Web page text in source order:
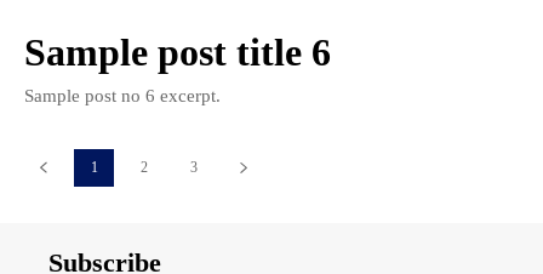
Sample post title 6
Sample post no 6 excerpt.
1 2 3
Subscribe